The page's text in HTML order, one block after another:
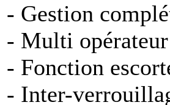
- Gestion
- Multi
- Fonction
- Inter-